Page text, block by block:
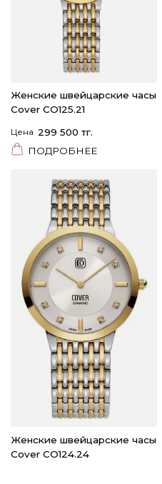
Женские швейцарские часы
Cover CO125.21
Цена 299 500 тг.
ПОДРОБНЕЕ
Женские швейцарские часы
Cover CO124.24